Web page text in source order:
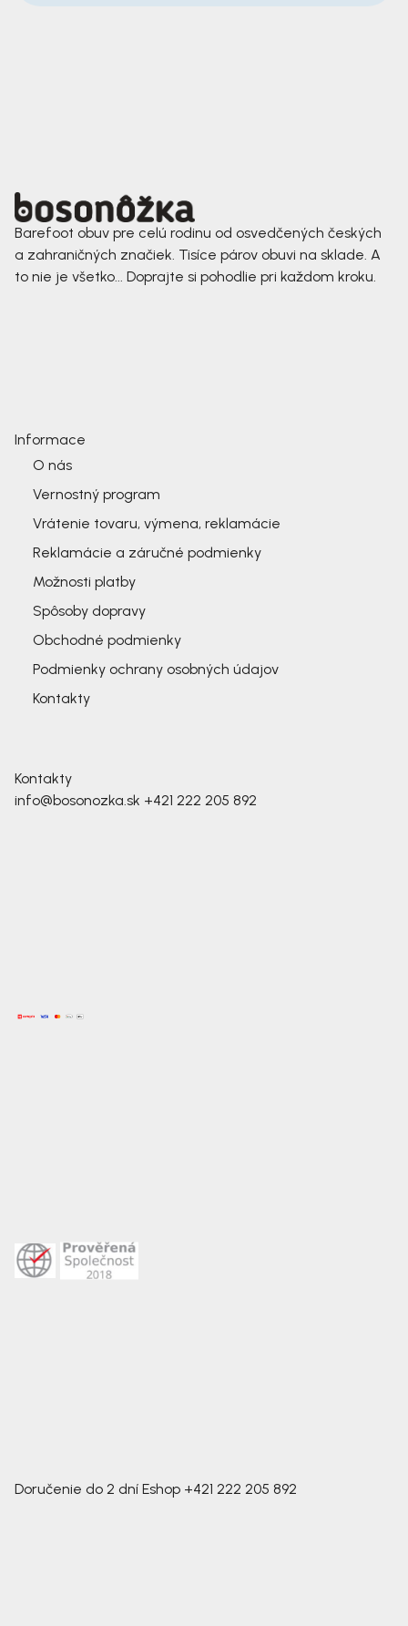
Barefoot obuv pre celú rodinu od osvedčených českých
a zahraničných značiek. Tisíce párov obuvi na sklade. A
to nie je všetko... Doprajte si pohodlie pri každom kroku.
Informace
O nás
Vernostný program
Vrátenie tovaru, výmena, reklamácie
Reklamácie a záručné podmienky
Možnosti platby
Spôsoby dopravy
Obchodné podmienky
Podmienky ochrany osobných údajov
Kontakty
Kontakty
info@bosonozka.sk +421 222 205 892
Doručenie do 2 dní Eshop +421 222 205 892